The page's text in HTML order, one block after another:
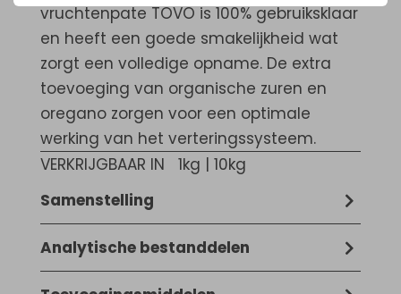
vruchtenpate TOVO is 100% gebruiksklaar
en heeft een goede smakelijkheid wat
zorgt een volledige opname. De extra
toevoeging van organische zuren en
oregano zorgen voor een optimale
werking van het verteringssysteem.
VERKRIJGBAAR IN
1kg | 10kg
Samenstelling
Bakkerijproducten, Suiker, Plantaardige
eiwitextracten, Granen, Vruchten (2,5%
rozijnen, 2% papaya, 2% ananas, 1%
Analytische bestanddelen
15,5 % ruw eiwit,12,7 % ruw vet, 4,4 % ruwe